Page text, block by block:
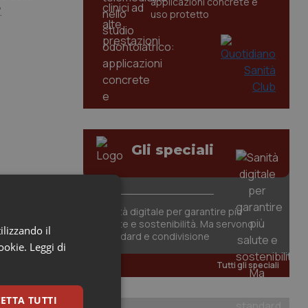
e
uso protetto
Gli speciali
Sanità digitale per garantire più
salute e sostenibilità. Ma servono
standard e condivisione
Tutti gli speciali
il
Leggi di
TUTTI